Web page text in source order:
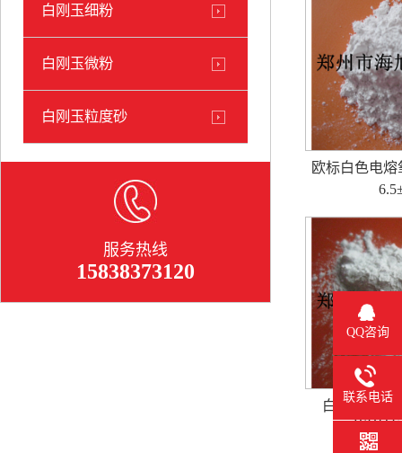
白刚玉细粉
白刚玉微粉
白刚玉粒度砂
服务热线
15838373120
欧标白色电熔
白刚玉
QQ咨询
联系电话